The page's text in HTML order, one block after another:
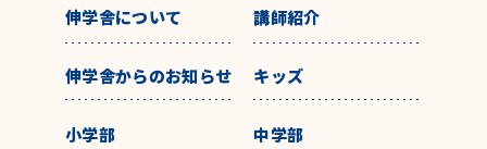
伸学舎について 講師紹介
伸学舎からのお知らせ キッズ
小学部 中学部